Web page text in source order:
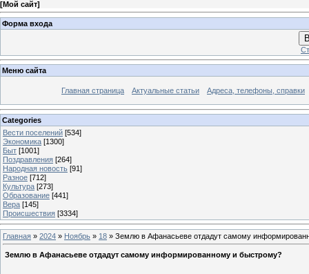
[Мой сайт]
Форма входа
Меню сайта
Главная страница Актуальные статьи Адреса, телефоны, справки
Categories
Вести поселений [534]
Экономика [1300]
Быт [1001]
Поздравления [264]
Народная новость [91]
Разное [712]
Культура [273]
Образование [441]
Вера [145]
Происшествия [3334]
Главная » 2024 » Ноябрь » 18 » Землю в Афанасьеве отдадут самому
Землю в Афанасьеве отдадут самому информированному и быстрому?